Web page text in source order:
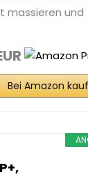
massieren und
Bei Amazon